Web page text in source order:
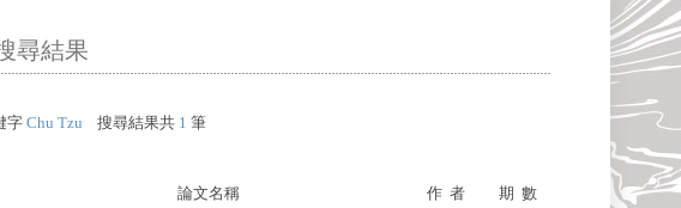
尋結果
字 Chu Tzu 搜尋結果共 1 筆
論文名稱 作 者 期 數